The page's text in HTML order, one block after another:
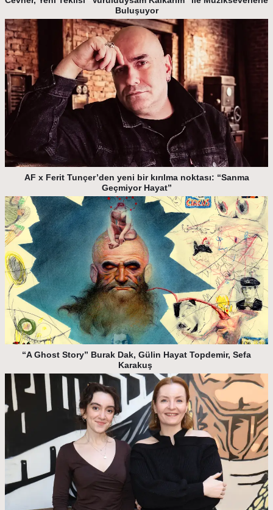
Buluşuyor
AF x Ferit Tunçer’den yeni bir kırılma noktası: “Sanma
Geçmiyor Hayat”
“A Ghost Story” Burak Dak, Gülin Hayat Topdemir, Sefa
Karakuş